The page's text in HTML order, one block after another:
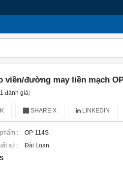
viền/đường may liền mạch
1đánh giá)
SHARE X LINKEDIN
:
OP-114S
xứ :
Đài Loan